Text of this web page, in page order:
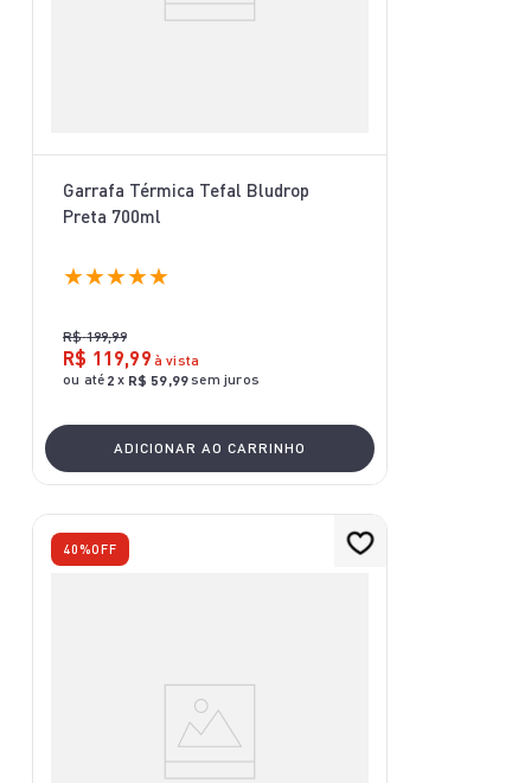
Garrafa Térmica Tefal Bludrop
Preta 700ml
★★★★★
R$ 199,99
R$ 119,99 à vista
ou até 2 x R$ 59,99sem juros
ADICIONAR AO CARRINHO
40%OFF